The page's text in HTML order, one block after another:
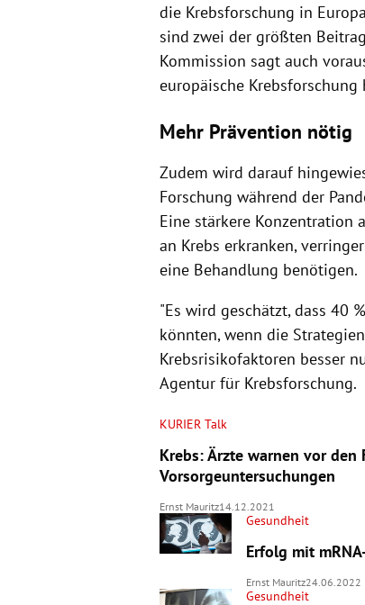
die Krebsforschung in
sind zwei der größten
Kommission sagt auch
europäische Krebsforschung
Mehr Prävention nötig
Zudem wird darauf
Forschung während der
Eine stärkere Konzentration
an Krebs erkranken,
eine Behandlung benötigen.
"Es wird geschätzt, dass 40
könnten, wenn die
Krebsrisikofaktoren besser
Agentur für Krebsforschung.
KURIER Talk
Krebs: Ärzte warnen vor den
Vorsorgeuntersuchungen
Ernst Mauritz14.12.2021
Gesundheit
Erfolg mit
Ernst Mauritz24.06.2022
Gesundheit